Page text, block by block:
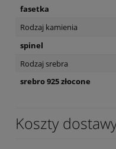
fasetka
Rodzaj kamienia
spinel
Rodzaj srebra
srebro 925 złocone
Koszty
Cena nie zawiera